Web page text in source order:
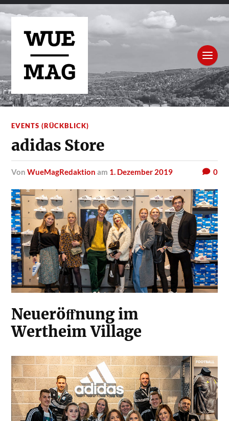
EVENTS (RÜCKBLICK)
adidas Store
vonWueMagRedaktion am 1. Dezember 2019 0
Neueröﬀnung im
Wertheim Village